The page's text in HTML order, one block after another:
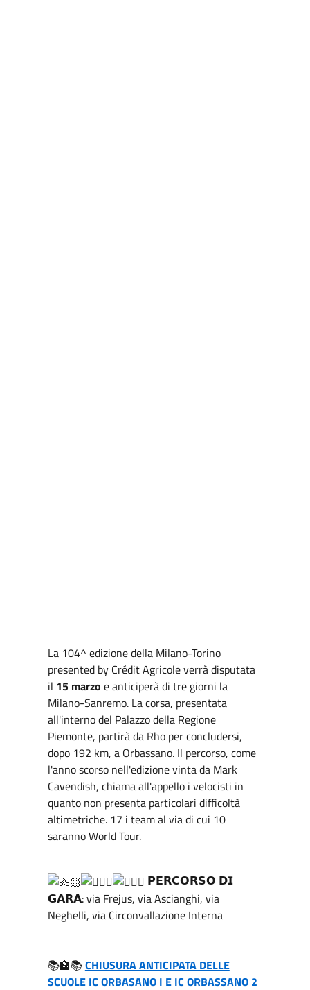
La 104^ edizione della Milano-Torino
presented by Crédit Agricole verrà disputata
il 15 marzo e anticiperà di tre giorni la
Milano-Sanremo. La corsa, presentata
all'interno del Palazzo della Regione
Piemonte, partirà da Rho per concludersi,
dopo 192 km, a Orbassano. Il percorso, come
l'anno scorso nell'edizione vinta da Mark
Cavendish, chiama all'appello i velocisti in
quanto non presenta particolari difficoltà
altimetriche. 17 i team al via di cui 10
saranno World Tour.
𝗣𝗘𝗥𝗖𝗢𝗥𝗦𝗢 𝗗𝗜
𝗚𝗔𝗥𝗔: via Frejus, via Ascianghi, via
Neghelli, via Circonvallazione Interna
📚🏫📚CHIUSURA ANTICIPATA DELLE
SCUOLE IC ORBASANO I E IC ORBASSANO 2